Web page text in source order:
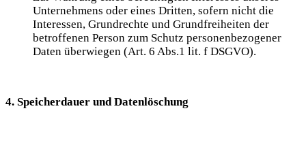
Unternehmens oder eines Dritten, sofern nicht die
Interessen, Grundrechte und Grundfreiheiten der
betroffenen Person zum Schutz personenbezogener
Daten überwiegen (Art. 6 Abs.1 lit. f DSGVO).
4. Speicherdauer und Datenlöschung